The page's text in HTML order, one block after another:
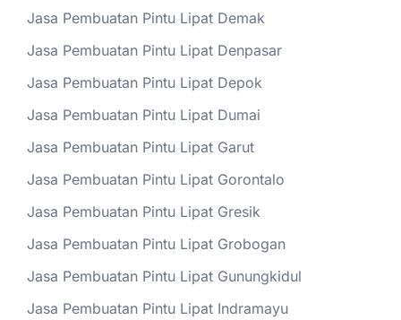
Jasa Pembuatan Pintu Lipat Demak
Jasa Pembuatan Pintu Lipat Denpasar
Jasa Pembuatan Pintu Lipat Depok
Jasa Pembuatan Pintu Lipat Dumai
Jasa Pembuatan Pintu Lipat Garut
Jasa Pembuatan Pintu Lipat Gorontalo
Jasa Pembuatan Pintu Lipat Gresik
Jasa Pembuatan Pintu Lipat Grobogan
Jasa Pembuatan Pintu Lipat Gunungkidul
Jasa Pembuatan Pintu Lipat Indramayu